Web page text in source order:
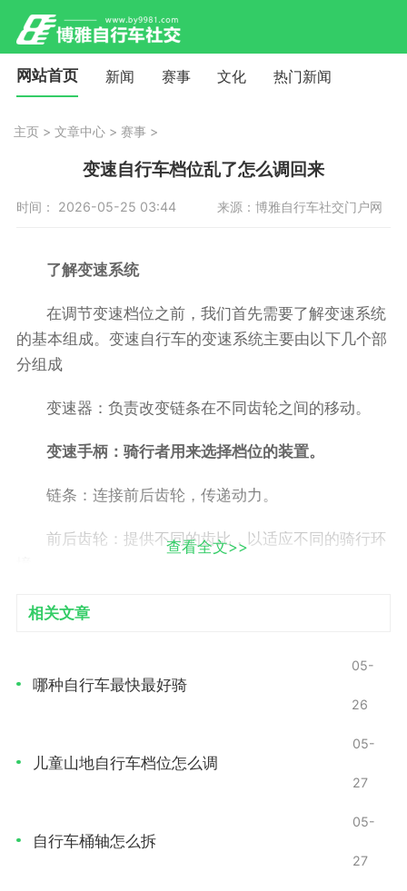
网站首页 新闻 赛事 文化 热门新闻
主页 > 文章中心 > 赛事 >
变速自行车档位乱了怎么调回来
时间： 2026-05-25 03:44 来源：博雅自行车社交门户网
了解变速系统
在调节变速档位之前，我们首先需要了解变速系统
的基本组成。变速自行车的变速系统主要由以下几个部
分组成
变速器：负责改变链条在不同齿轮之间的移动。
变速手柄：骑行者用来选择档位的装置。
链条：连接前后齿轮，传递动力。
前后齿轮：提供不同的齿比，以适应不同的骑行环
理解这些组成部分有助于你在调整时能够更加清晰
常见问题及症状
换挡不顺畅：变速器无法准确切换到所需的档位，
档位混乱：在骑行过程中，即使没有按动变速手
查看全文>>
相关文章
哪种自行车最快最好骑
05-
26
儿童山地自行车档位怎么调
05-
27
自行车桶轴怎么拆
05-
27